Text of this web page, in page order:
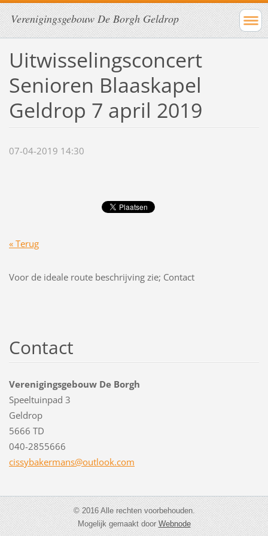
Verenigingsgebouw De Borgh Geldrop
Uitwisselingsconcert
Senioren Blaaskapel
Geldrop 7 april 2019
07-04-2019 14:30
« Terug
Voor de ideale route beschrijving zie; Contact
Contact
Verenigingsgebouw De Borgh
Speeltuinpad 3
Geldrop
5666 TD
040-2855666
cissybakermans@outlook.com
© 2016 Alle rechten voorbehouden.
Mogelijk gemaakt doorWebnode